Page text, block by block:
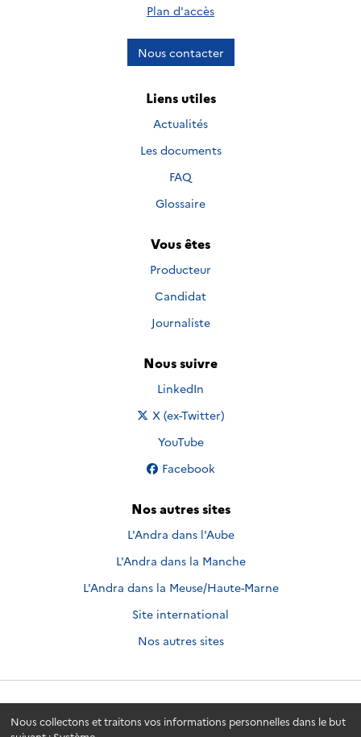
Nous collectons et traitons vos informations personnelles dans le but
Plan d'accès
Nous contacter
Liens utiles
Actualités
Les documents
FAQ
Glossaire
Vous êtes
Producteur
Candidat
Journaliste
Nous suivre
Nous suivre sur
LinkedIn
Nous suivre sur
X (ex-Twitter)
Nous suivre sur
YouTube
Nous suivre sur
Facebook
Nos autres sites
L'Andra dans l'Aube
L'Andra dans la Manche
L'Andra dans la Meuse/Haute-Marne
Site international
Nos autres sites